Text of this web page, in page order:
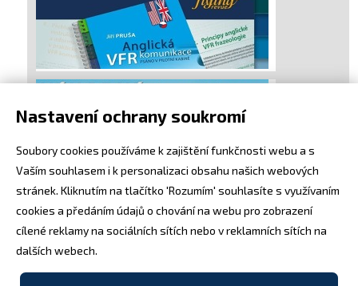
Nastavení ochrany soukromí
Soubory cookies používáme k zajištění funkčnosti webu a s
Vaším souhlasem i k personalizaci obsahu našich webových
stránek. Kliknutím na tlačítko 'Rozumím' souhlasíte s využívaním
cookies a předáním údajů o chování na webu pro zobrazení
cílené reklamy na sociálních sítích nebo v reklamních sítích na
dalších webech.